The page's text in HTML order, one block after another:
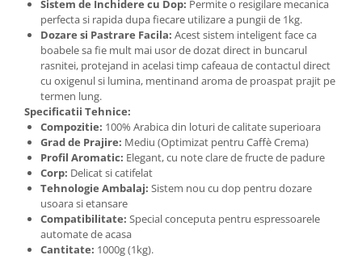
Sistem de Inchidere cu Dop: Permite o resigilare mecanica
perfecta si rapida dupa fiecare utilizare a pungii de 1kg.
Dozare si Pastrare Facila: Acest sistem inteligent face ca
boabele sa fie mult mai usor de dozat direct in buncarul
rasnitei, protejand in acelasi timp cafeaua de contactul direct
cu oxigenul si lumina, mentinand aroma de proaspat prajit pe
termen lung.
Specificatii Tehnice:
Compozitie: 100% Arabica din loturi de calitate superioara
Grad de Prajire: Mediu (Optimizat pentru Caffè Crema)
Profil Aromatic: Elegant, cu note clare de fructe de padure
Corp: Delicat si catifelat
Tehnologie Ambalaj: Sistem nou cu dop pentru dozare
usoara si etansare
Compatibilitate: Special conceputa pentru espressoarele
automate de acasa
Cantitate: 1000g (1kg).